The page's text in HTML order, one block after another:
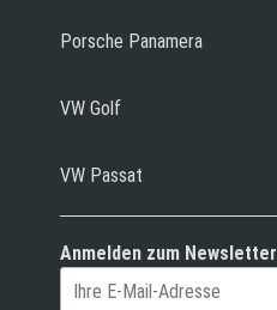
Porsche Panamera
VW Golf
VW Passat
Anmelden zum Newsletter